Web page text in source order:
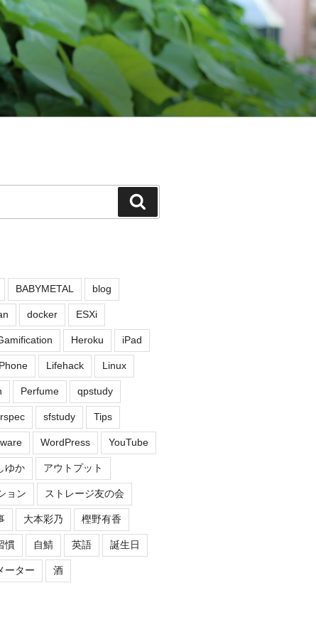
索
BABYMETAL blog
docker ESXi
Heroku iPad
Lifehack Linux
Perfume qpstudy
sfstudy Tips
WordPress YouTube
ゆか アウトプット
ョン ストレージ友の会
大本彩乃 樫野有香
慣 自鯖 英語 誕生日
ーター 酒